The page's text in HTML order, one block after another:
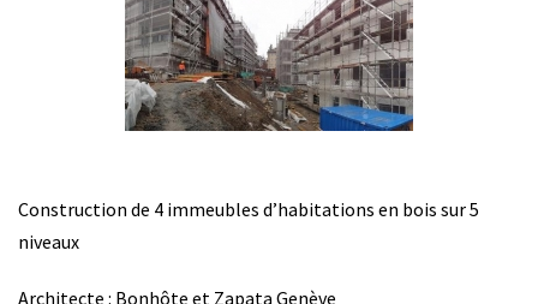
Construction de 4 immeubles d’habitations en bois sur 5
niveaux
Architecte : Bonhôte et Zapata Genève